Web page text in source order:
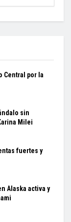
Central por la
sin
Milei
fuertes y
Alaska activa y